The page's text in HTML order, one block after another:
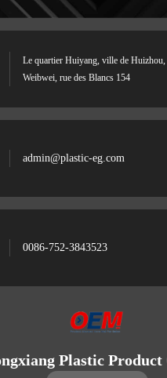
Le quartier Huiyang, ville de Huizhou,
Weibwei, rue des Blancs 154
admin@plastic-eg.com
0086-752-3843523
Plastic Product